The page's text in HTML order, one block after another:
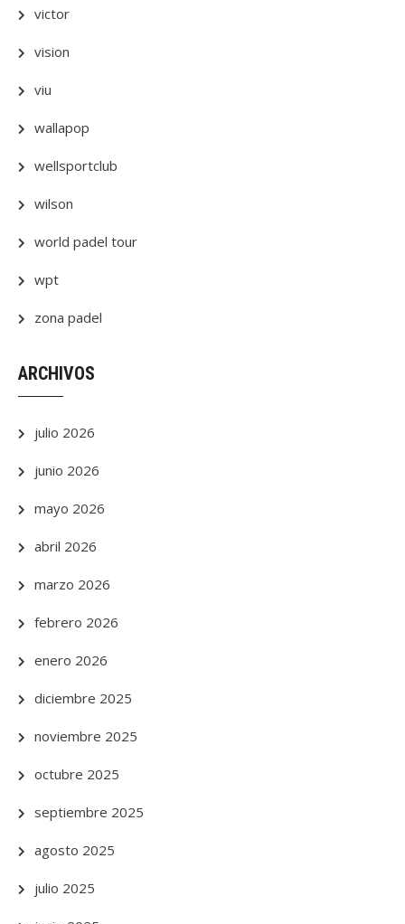
victor
vision
viu
wallapop
wellsportclub
wilson
world padel tour
wpt
zona padel
ARCHIVOS
julio 2026
junio 2026
mayo 2026
abril 2026
marzo 2026
febrero 2026
enero 2026
diciembre 2025
noviembre 2025
octubre 2025
septiembre 2025
agosto 2025
julio 2025